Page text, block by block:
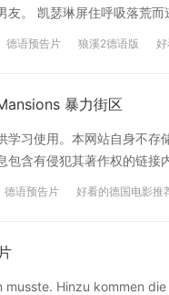
友。 凯瑟琳屏住呼吸落荒
的剧情已经是发挥到极致
电影集中营】已经正式开
德语预告片 狼溪2德语版
暴力街区
学习使用。本网站自身不
包含有侵犯其著作权的链
Kriminellen. Weil
besitzt,
德语预告片 好看的德国电影推
Hinzu kommen